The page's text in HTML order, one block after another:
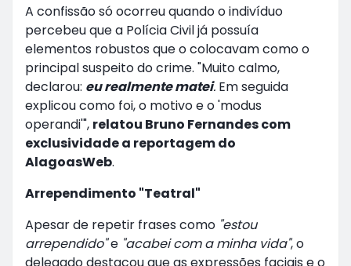
A confissão só ocorreu quando o indivíduo
percebeu que a Polícia Civil já possuía
elementos robustos que o colocavam como o
principal suspeito do crime. "Muito calmo,
declarou: eu realmente matei. Em seguida
explicou como foi, o motivo e o 'modus
operandi'", relatou Bruno Fernandes com
exclusividade a reportagem do
AlagoasWeb.
Arrependimento "Teatral"
Apesar de repetir frases como "estou
arrependido"e "acabei com a minha vida", o